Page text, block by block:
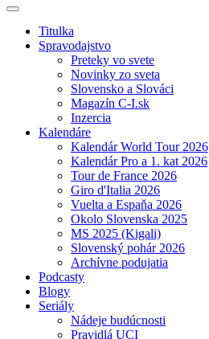
Titulka
Spravodajstvo
Preteky vo svete
Novinky zo sveta
Slovensko a Slováci
Magazín C-I.sk
Inzercia
Kalendáre
Kalendár World Tour 2026
Kalendár Pro a 1. kat 2026
Tour de France 2026
Giro d'Italia 2026
Vuelta a Espaňa 2026
Okolo Slovenska 2025
MS 2025 (Kigali)
Slovenský pohár 2026
Archívne podujatia
Podcasty
Blogy
Seriály
Nádeje budúcnosti
Pravidlá UCI